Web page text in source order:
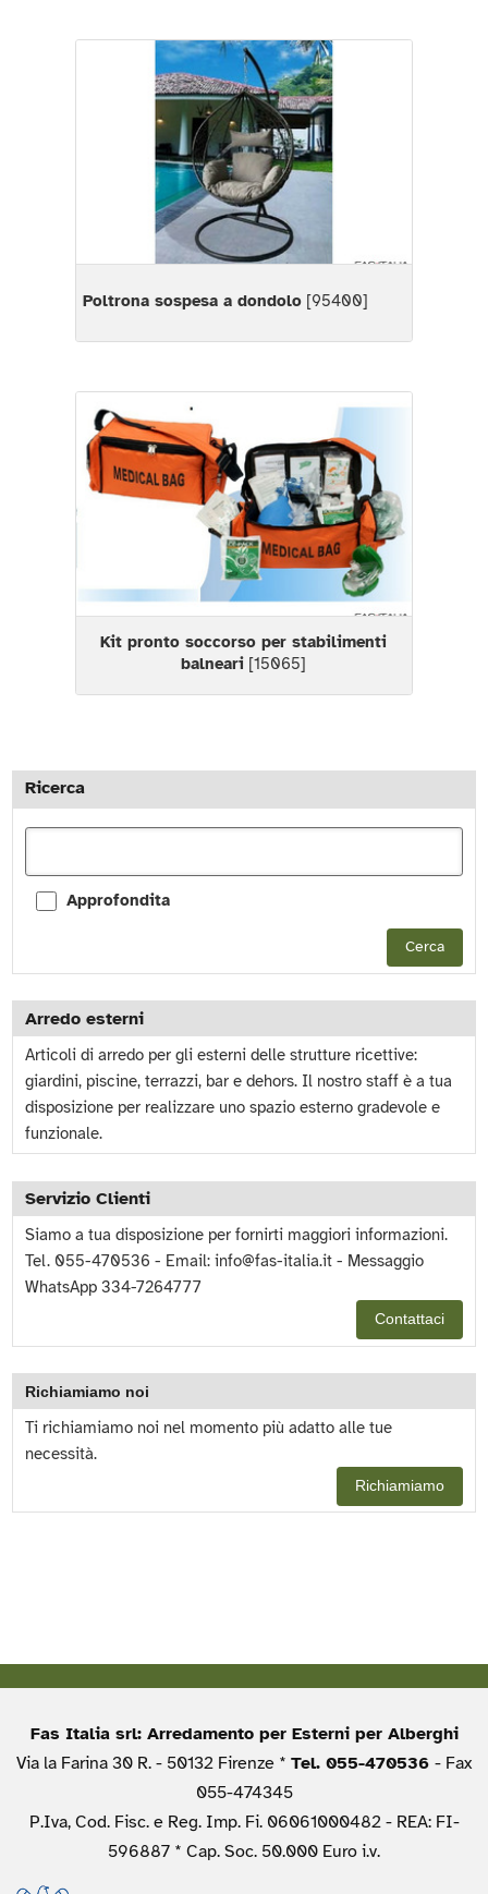
Poltrona sospesa a dondolo [95400]
Kit pronto soccorso per stabilimenti
balneari [15065]
Ricerca
Approfondita
Cerca
Arredo esterni
Articoli di arredo per gli esterni delle strutture ricettive:
giardini, piscine, terrazzi, bar e dehors. Il nostro staff è a tua
disposizione per realizzare uno spazio esterno gradevole e
funzionale.
Servizio Clienti
Siamo a tua disposizione per fornirti maggiori informazioni.
Tel. 055-470536 - Email:info@fas-italia.it - Messaggio
WhatsApp 334-7264777
Contattaci
Richiamiamo noi
Ti richiamiamo noi nel momento più adatto alle tue
necessità.
Richiamiamo
Fas Italia srl: Arredamento per Esterni per Alberghi
Via la Farina 30 R. - 50132 Firenze * Tel. 055-470536 - Fax
055-474345
P.Iva, Cod. Fisc. e Reg. Imp. Fi. 06061000482 - REA: FI-
596887 * Cap. Soc. 50.000 Euro i.v.